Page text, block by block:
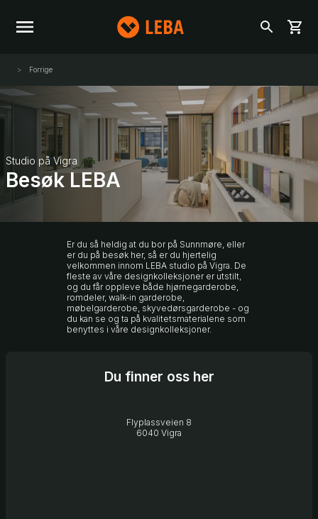
Forrige
Studio på Vigra
Besøk LEBA
Er du så heldig at du bor på Sunnmøre, eller
er du på besøk her, så er du hjertelig
velkommen innom LEBA studio på Vigra. De
fleste av våre designkolleksjoner er utstilt,
og du får oppleve både hjørnegarderobe,
romdeler, walk-in garderobe,
møbelgarderobe, skyvedørsgarderobe - og
du kan se og ta på kvalitetsmaterialene som
benyttes i våre designkolleksjoner.
Du finner oss her
Flyplassveien 8
6040 Vigra